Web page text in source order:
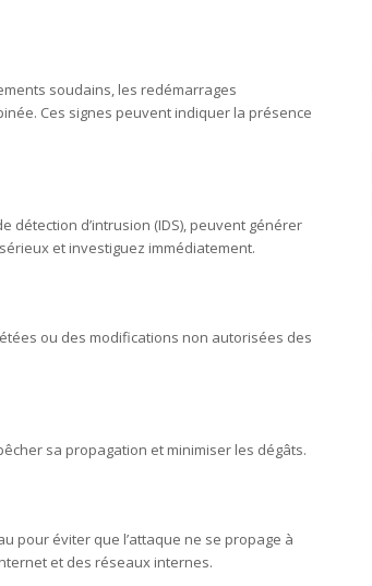
soudains, les redémarrages
Ces signes peuvent indiquer la présence
détection d’intrusion (IDS), peuvent générer
et investiguez immédiatement.
ou des modifications non autorisées des
sa propagation et minimiser les dégâts.
pour éviter que l’attaque ne se propage à
et des réseaux internes.